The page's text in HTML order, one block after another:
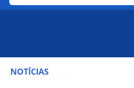
NOTÍCIAS